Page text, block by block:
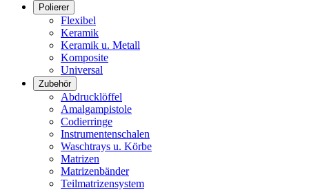
Polierer
Flexibel
Keramik
Keramik u. Metall
Komposite
Universal
Zubehör
Abdrucklöffel
Amalgampistole
Codierringe
Instrumentenschalen
Waschtrays u. Körbe
Matrizen
Matrizenbänder
Teilmatrizensystem